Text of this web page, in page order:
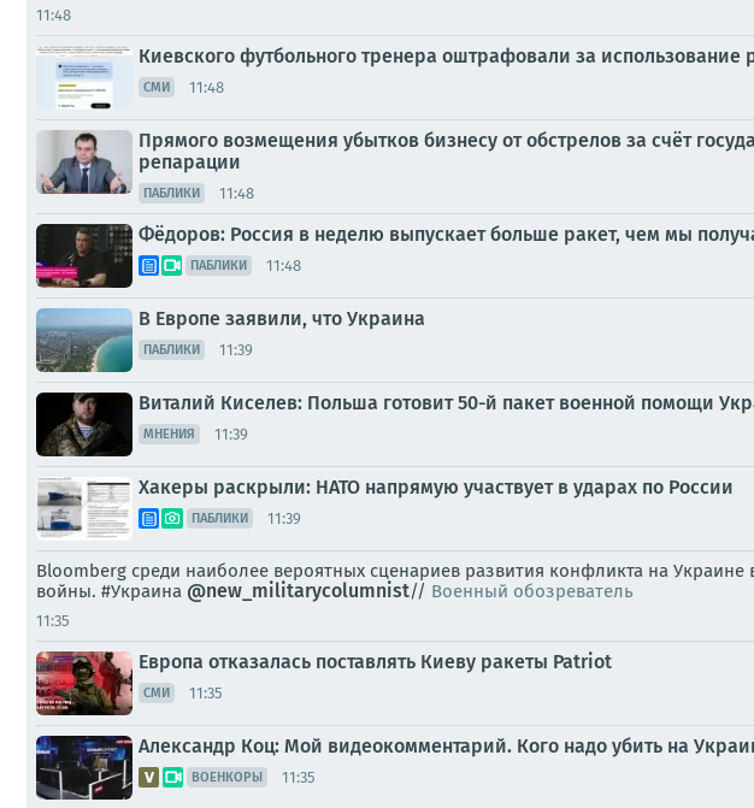
11:48
Киевского футбольного тренера оштрафовали за использование
СМИ 11:48
Прямого возмещения убытков бизнесу от обстрелов за счёт
репарации
ПАБЛИКИ 11:48
Фёдоров: Россия в неделю выпускает больше ракет, чем мы
ПАБЛИКИ 11:48
В Европе заявили, что Украина
ПАБЛИКИ 11:39
Виталий Киселев: Польша готовит 50-й пакет военной помощи
МНЕНИЯ 11:39
Хакеры раскрыли: НАТО напрямую участвует в ударах по России
ПАБЛИКИ 11:39
Bloomberg среди наиболее вероятных сценариев развития конфликта на
войны. #Украина @new_militarycolumnist// Военный обозреватель
11:35
Европа отказалась поставлять Киеву ракеты Patriot
СМИ 11:35
Александр Коц: Мой видеокомментарий. Кого надо убить на
ВОЕНКОРЫ 11:35